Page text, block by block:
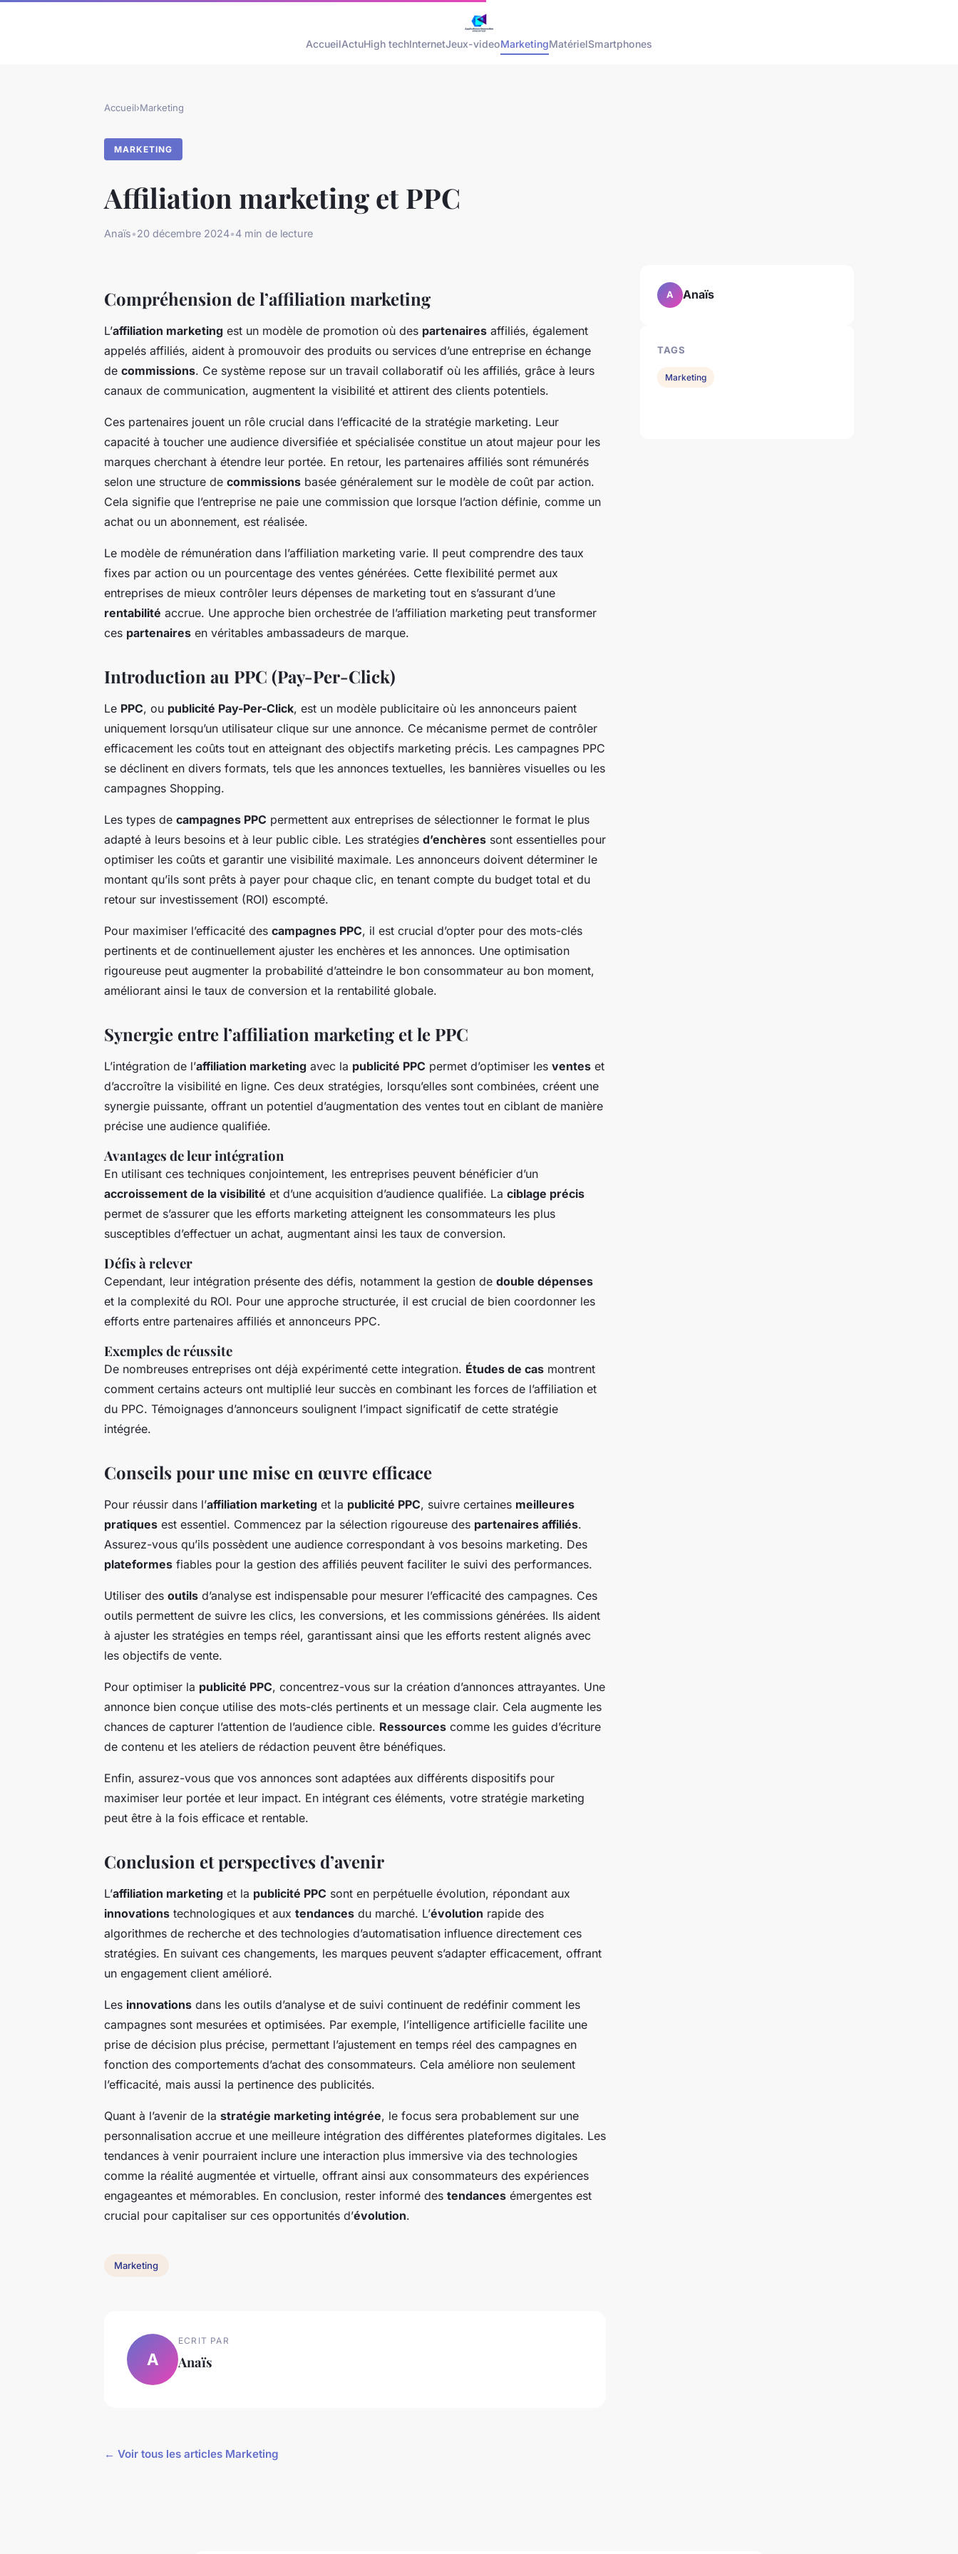
AccueilActuHigh techInternetJeux-videoMarketingMatérielSmartphones
Accueil›Marketing
MARKETING
Affiliation marketing et PPC
Anaïs•20 décembre 2024•4 min de lecture
Compréhension de l’affiliation marketing
L’affiliation marketing est un modèle de promotion où des partenaires affiliés, également
appelés affiliés, aident à promouvoir des produits ou services d’une entreprise en échange
de commissions. Ce système repose sur un travail collaboratif où les affiliés, grâce à leurs
canaux de communication, augmentent la visibilité et attirent des clients potentiels.
Ces partenaires jouent un rôle crucial dans l’efficacité de la stratégie marketing. Leur
capacité à toucher une audience diversifiée et spécialisée constitue un atout majeur pour les
marques cherchant à étendre leur portée. En retour, les partenaires affiliés sont rémunérés
selon une structure de commissions basée généralement sur le modèle de coût par action.
Cela signifie que l’entreprise ne paie une commission que lorsque l’action définie, comme un
achat ou un abonnement, est réalisée.
Le modèle de rémunération dans l’affiliation marketing varie. Il peut comprendre des taux
fixes par action ou un pourcentage des ventes générées. Cette flexibilité permet aux
entreprises de mieux contrôler leurs dépenses de marketing tout en s’assurant d’une
rentabilité accrue. Une approche bien orchestrée de l’affiliation marketing peut transformer
ces partenaires en véritables ambassadeurs de marque.
Introduction au PPC (Pay-Per-Click)
Le PPC, ou publicité Pay-Per-Click, est un modèle publicitaire où les annonceurs paient
uniquement lorsqu’un utilisateur clique sur une annonce. Ce mécanisme permet de contrôler
efficacement les coûts tout en atteignant des objectifs marketing précis. Les campagnes PPC
se déclinent en divers formats, tels que les annonces textuelles, les bannières visuelles ou les
campagnes Shopping.
Les types de campagnes PPC permettent aux entreprises de sélectionner le format le plus
adapté à leurs besoins et à leur public cible. Les stratégies d’enchères sont essentielles pour
optimiser les coûts et garantir une visibilité maximale. Les annonceurs doivent déterminer le
montant qu’ils sont prêts à payer pour chaque clic, en tenant compte du budget total et du
retour sur investissement (ROI) escompté.
Pour maximiser l’efficacité des campagnes PPC, il est crucial d’opter pour des mots-clés
pertinents et de continuellement ajuster les enchères et les annonces. Une optimisation
rigoureuse peut augmenter la probabilité d’atteindre le bon consommateur au bon moment,
améliorant ainsi le taux de conversion et la rentabilité globale.
Synergie entre l’affiliation marketing et le PPC
L’intégration de l’affiliation marketing avec la publicité PPC permet d’optimiser les ventes et
d’accroître la visibilité en ligne. Ces deux stratégies, lorsqu’elles sont combinées, créent une
synergie puissante, offrant un potentiel d’augmentation des ventes tout en ciblant de manière
précise une audience qualifiée.
Avantages de leur intégration
En utilisant ces techniques conjointement, les entreprises peuvent bénéficier d’un
accroissement de la visibilité et d’une acquisition d’audience qualifiée. La ciblage précis
permet de s’assurer que les efforts marketing atteignent les consommateurs les plus
susceptibles d’effectuer un achat, augmentant ainsi les taux de conversion.
Défis à relever
Cependant, leur intégration présente des défis, notamment la gestion de double dépenses
et la complexité du ROI. Pour une approche structurée, il est crucial de bien coordonner les
efforts entre partenaires affiliés et annonceurs PPC.
Exemples de réussite
De nombreuses entreprises ont déjà expérimenté cette integration. Études de cas montrent
comment certains acteurs ont multiplié leur succès en combinant les forces de l’affiliation et
du PPC. Témoignages d’annonceurs soulignent l’impact significatif de cette stratégie
intégrée.
Conseils pour une mise en œuvre efficace
Pour réussir dans l’affiliation marketing et la publicité PPC, suivre certaines meilleures
pratiques est essentiel. Commencez par la sélection rigoureuse des partenaires affiliés.
Assurez-vous qu’ils possèdent une audience correspondant à vos besoins marketing. Des
plateformes fiables pour la gestion des affiliés peuvent faciliter le suivi des performances.
Utiliser des outils d’analyse est indispensable pour mesurer l’efficacité des campagnes. Ces
outils permettent de suivre les clics, les conversions, et les commissions générées. Ils aident
à ajuster les stratégies en temps réel, garantissant ainsi que les efforts restent alignés avec
les objectifs de vente.
Pour optimiser la publicité PPC, concentrez-vous sur la création d’annonces attrayantes. Une
annonce bien conçue utilise des mots-clés pertinents et un message clair. Cela augmente les
chances de capturer l’attention de l’audience cible. Ressources comme les guides d’écriture
de contenu et les ateliers de rédaction peuvent être bénéfiques.
Enfin, assurez-vous que vos annonces sont adaptées aux différents dispositifs pour
maximiser leur portée et leur impact. En intégrant ces éléments, votre stratégie marketing
peut être à la fois efficace et rentable.
Conclusion et perspectives d’avenir
L’affiliation marketing et la publicité PPC sont en perpétuelle évolution, répondant aux
innovations technologiques et aux tendances du marché. L’évolution rapide des
algorithmes de recherche et des technologies d’automatisation influence directement ces
stratégies. En suivant ces changements, les marques peuvent s’adapter efficacement, offrant
un engagement client amélioré.
Les innovations dans les outils d’analyse et de suivi continuent de redéfinir comment les
campagnes sont mesurées et optimisées. Par exemple, l’intelligence artificielle facilite une
prise de décision plus précise, permettant l’ajustement en temps réel des campagnes en
fonction des comportements d’achat des consommateurs. Cela améliore non seulement
l’efficacité, mais aussi la pertinence des publicités.
Quant à l’avenir de la stratégie marketing intégrée, le focus sera probablement sur une
personnalisation accrue et une meilleure intégration des différentes plateformes digitales. Les
tendances à venir pourraient inclure une interaction plus immersive via des technologies
comme la réalité augmentée et virtuelle, offrant ainsi aux consommateurs des expériences
engageantes et mémorables. En conclusion, rester informé des tendances émergentes est
crucial pour capitaliser sur ces opportunités d’évolution.
Marketing
A
ECRIT PAR
Anaïs
← Voir tous les articles Marketing
A Anaïs
TAGS
Marketing